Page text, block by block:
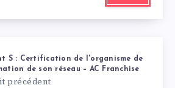
S : Certification de l'organisme de
de son réseau – AC Franchise
précédent